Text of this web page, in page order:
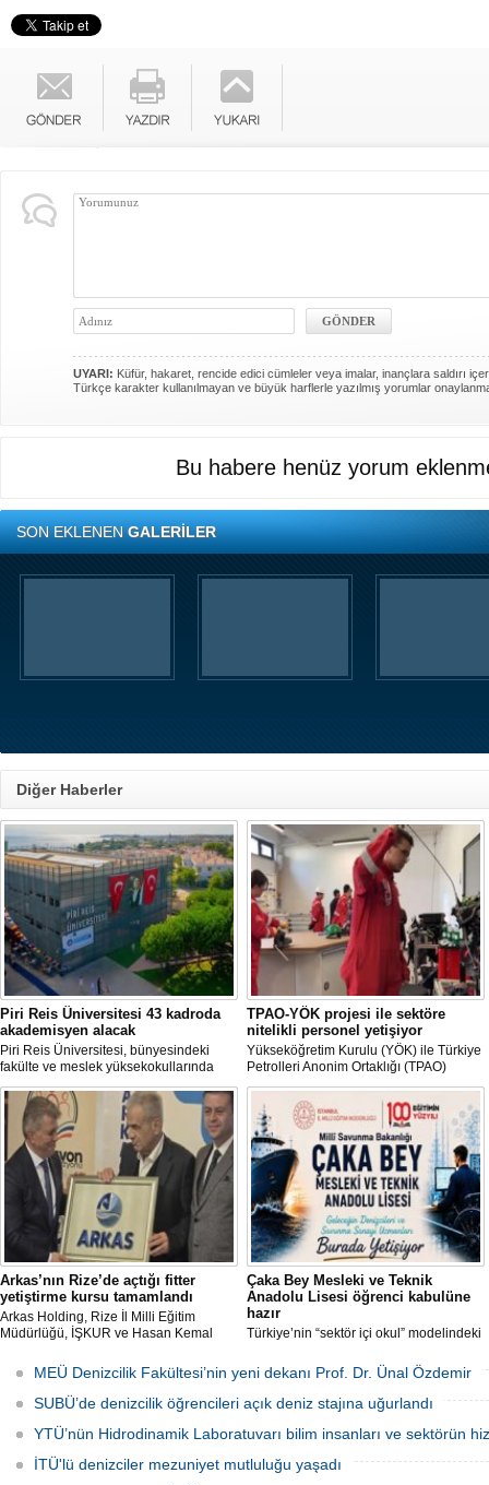
UYARI: Küfür, hakaret, rencide edici cümleler veya imalar, inançlara saldırı
Türkçe karakter kullanılmayan ve büyük harflerle yazılmış yorumlar
Bu habere henüz yorum
SON EKLENENGALERİLER
Diğer Haberler
Piri Reis Üniversitesi 43 kadroda
akademisyen alacak
Piri Reis Üniversitesi, bünyesindeki
fakülte ve meslek yüksekokullarında
görevlendirilmek üzere toplam 43
akademisyen alımı yapacağını duyurdu.
Başvurular 10 Ağustos 2026 tarihine
kadar devam edecek.
TPAO-YÖK projesi ile sektöre
nitelikli personel yetişiyor
Yükseköğretim Kurulu (YÖK) ile Türkiye
Petrolleri Anonim Ortaklığı (TPAO)
arasında imzalanan protokolle hayata
geçirilen "Açık Deniz Teknolojisi"
programları sektöre nitelikli personel
yetiştiriyor.
Arkas’nın Rize’de açtığı fitter
yetiştirme kursu tamamlandı
Arkas Holding, Rize İl Milli Eğitim
Müdürlüğü, İŞKUR ve Hasan Kemal
Tamir Ustası (Fitter) Yetiştirme Kursu’
tamamlandı. Kursu başarıyla
tamamlayıp sınavı geçecek adaylar
Arkas Deniz Ticaret Filosu’nda görev
alacak.
Çaka Bey Mesleki ve Teknik
Anadolu Lisesi öğrenci kabulüne
hazır
Türkiye’nin “sektör içi okul” modelindeki
Bakanlığı Çaka Bey Mesleki ve Teknik
Anadolu Lisesi, ilk öğrencilerini kabul
etmeye hazırlanıyor.
MEÜ Denizcilik Fakültesi’nin yeni dekanı Prof. Dr. Ünal Özdemir
SUBÜ’de denizcilik öğrencileri açık deniz stajına uğurlandı
YTÜ’nün Hidrodinamik Laboratuvarı bilim insanları ve sektörün
İTÜ'lü denizciler mezuniyet mutluluğu yaşadı